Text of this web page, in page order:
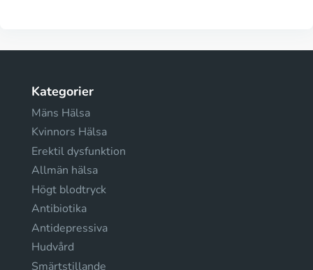
Kategorier
Mäns Hälsa
Kvinnors Hälsa
Erektil dysfunktion
Allmän hälsa
Högt blodtryck
Antibiotika
Antidepressiva
Hudvård
Smärtstillande